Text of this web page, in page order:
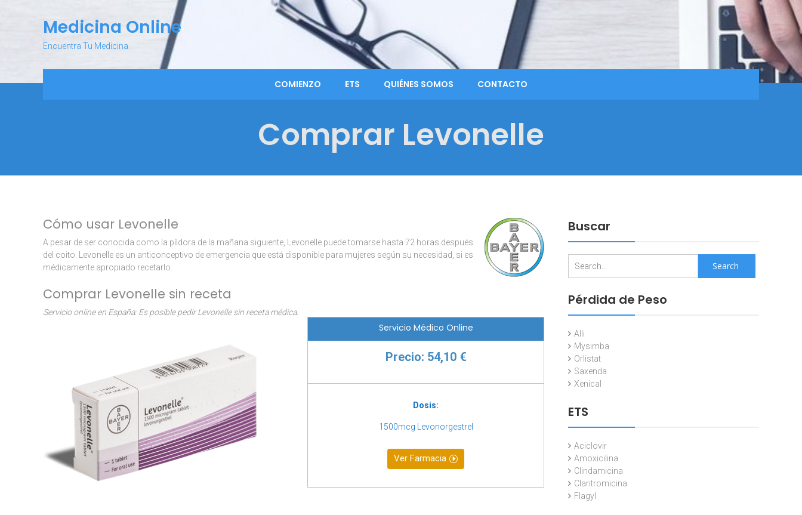
Medicina Online
Encuentra Tu Medicina
COMIENZO ETS QUIÉNES SOMOS CONTACTO
Comprar Levonelle
Cómo usar Levonelle
A pesar de ser conocida como la píldora de la mañana siguiente, Levonelle puede tomarse hasta 72 horas después
del coito. Levonelle es un anticonceptivo de emergencia que está disponible para mujeres según su necesidad, si es
médicamente apropiado recetarlo.
Comprar Levonelle sin receta
Servicio online en España: Es posible pedir Levonelle sin receta médica.
Servicio Médico Online
Precio: 54,10 €
Dosis:
1500mcg Levonorgestrel
Ver Farmacia
Buscar
for:
Pérdida de Peso
Alli
Mysimba
Orlistat
Saxenda
Xenical
ETS
Aciclovir
Amoxicilina
Clindamicina
Claritromicina
Flagyl